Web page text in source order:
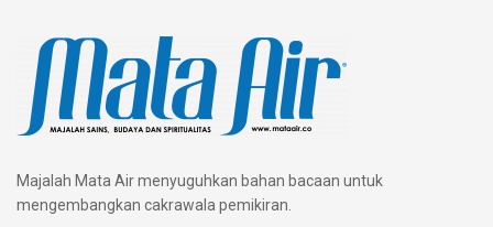
Majalah Mata Air menyuguhkan bahan bacaan untuk
mengembangkan cakrawala pemikiran.